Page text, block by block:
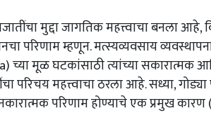
मुद्दा जागतिक महत्त्वाचा बनला आहे,
परिणाम म्हणून. मत्स्यव्यवसाय
च्या मूळ घटकांसाठी त्यांच्या सकारात्मक
परिचय महत्त्वाचा ठरला आहे. सध्या,
परिणाम होण्याचे एक प्रमुख कारण